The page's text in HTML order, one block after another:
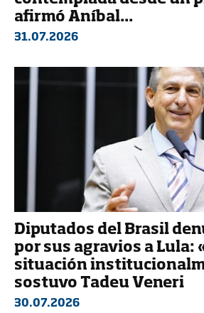
afirmó Aníbal...
31.07.2026
Diputados del Brasil
por sus agravios a Lula:
situación
sostuvo Tadeu Veneri
30.07.2026